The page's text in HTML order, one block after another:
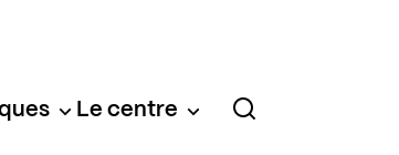
Le centre